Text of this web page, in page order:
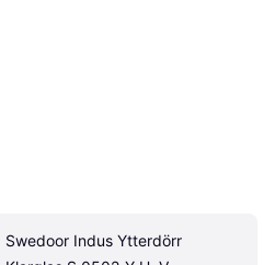
Swedoor Indus Ytterdörr